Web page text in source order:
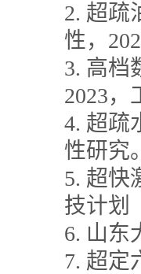
2. 超疏
性，
3. 高档
2023，
4. 超疏
性研究
5. 超快
技计划
6. 山东
7. 超定